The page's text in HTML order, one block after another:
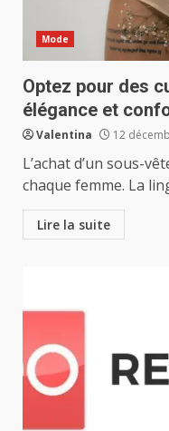
Mode
Optez pour des
élégance et
Valentina 12
L’achat d’un sous-
chaque femme. La
Lire la suite